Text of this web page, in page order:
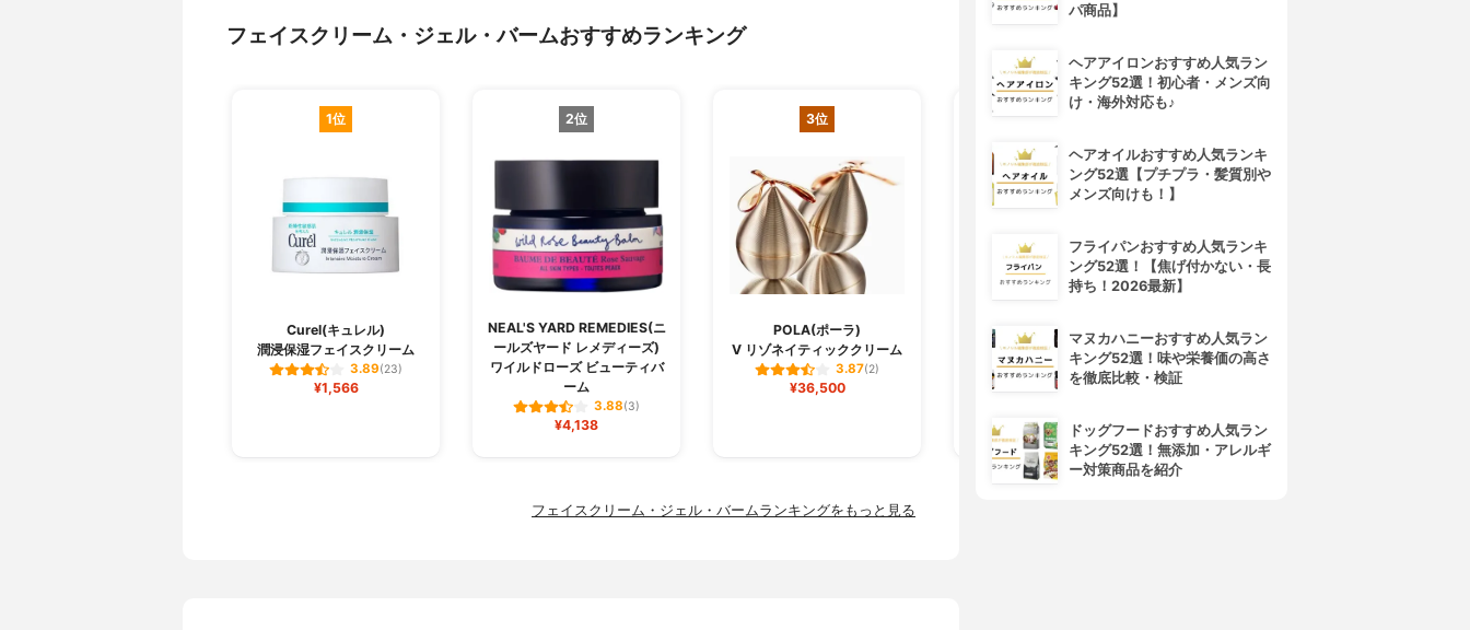
フェイスクリーム・ジェル・バームおすすめランキング
1位
Curel(キュレル)
潤浸保湿フェイスクリーム
3.89(23)
¥1,566
2位
NEAL'S YARD REMEDIES(ニ
ールズヤード レメディーズ)
ワイルドローズ ビューティバ
ーム
3.88(3)
¥4,138
3位
POLA(ポーラ)
V リゾネイティッククリーム
3.87(2)
¥36,500
ORBIS(オルビス)
オルビスユー モイスチャー
3.86(11)
¥2,500
Hautschild(ハウトシールド)
美容EQクリーム
フェイスクリーム・ジェル・バームランキングをもっと見る
パ商品】
ヘアアイロンおすすめ人気ラン
キング52選！初心者・メンズ向
け・海外対応も♪
ヘアオイルおすすめ人気ランキ
ング52選【プチプラ・髪質別や
メンズ向けも！】
フライパンおすすめ人気ランキ
ング52選！【焦げ付かない・長
持ち！2026最新】
マヌカハニーおすすめ人気ラン
キング52選！味や栄養価の高さ
を徹底比較・検証
ドッグフードおすすめ人気ラン
キング52選！無添加・アレルギ
ー対策商品を紹介